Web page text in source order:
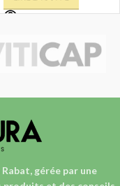
gérée par une